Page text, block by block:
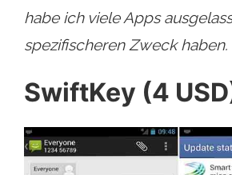
habe ich viele Apps
spezifischeren Zweck haben.
SwiftKey (4